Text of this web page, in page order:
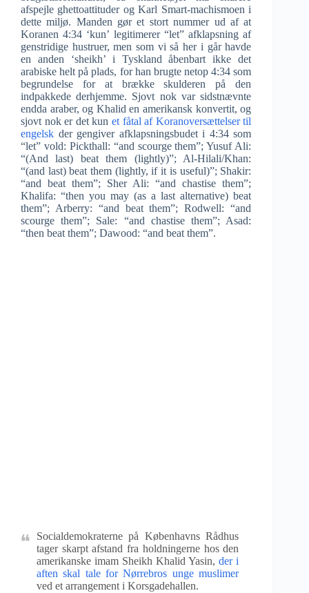
afspejle ghettoattituder og Karl Smart-machismoen i
dette miljø. Manden gør et stort nummer ud af at
Koranen 4:34 ‘kun’ legitimerer “let” afklapsning af
genstridige hustruer, men som vi så her i går havde
en anden ‘sheikh’ i Tyskland åbenbart ikke det
arabiske helt på plads, for han brugte netop 4:34 som
begrundelse for at brække skulderen på den
indpakkede derhjemme. Sjovt nok var sidstnævnte
endda araber, og Khalid en amerikansk konvertit, og
sjovt nok er det kun et fåtal af Koranoversættelser til
engelsk der gengiver afklapsningsbudet i 4:34 som
“let” vold: Pickthall: “and scourge them”; Yusuf Ali:
“(And last) beat them (lightly)”; Al-Hilali/Khan:
“(and last) beat them (lightly, if it is useful)”; Shakir:
“and beat them”; Sher Ali: “and chastise them”;
Khalifa: “then you may (as a last alternative) beat
them”; Arberry: “and beat them”; Rodwell: “and
scourge them”; Sale: “and chastise them”; Asad:
“then beat them”; Dawood: “and beat them”.
Socialdemokraterne på Københavns Rådhus
tager skarpt afstand fra holdningerne hos den
amerikanske imam Sheikh Khalid Yasin,der i
aften skal tale for Nørrebros unge muslimer
ved et arrangement i Korsgadehallen.